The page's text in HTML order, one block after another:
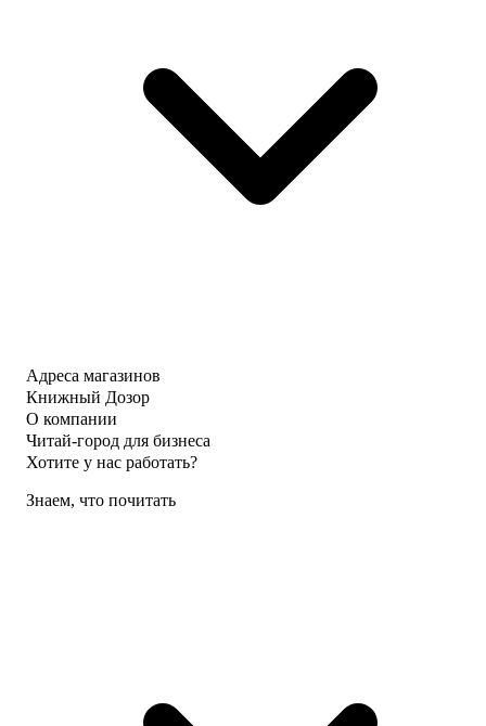
Адреса магазинов
Книжный Дозор
О компании
Читай-город для бизнеса
Хотите у нас работать?
Знаем, что почитать